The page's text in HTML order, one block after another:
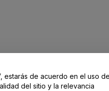
estarás de acuerdo en el uso
del sitio y la relevancia